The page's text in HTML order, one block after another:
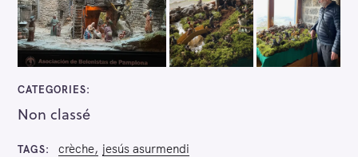
CATEGORIES
Non classé
TAGS crèche jesús asurmendi